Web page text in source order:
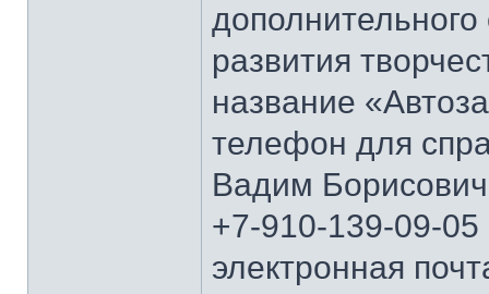
развития
название
телефон для
Вадим
+7-910-139-09-
электронная